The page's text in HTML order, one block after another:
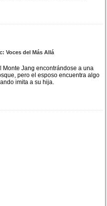
Voces del Más Allá
Monte Jang encontrándose a una
pero el esposo encuentra algo
imita a su hija.